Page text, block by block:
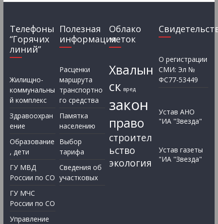
Телефоны
“Горячих
линий”
Жилищно-
коммунальны
й комплекс
Здравоохран
ение
Образование
, дети
ГУ МВД
России по СО
ГУ МЧС
России по СО
Управление
Полезная
информация
Расценки
маршрута
транспортно
го средства
Памятка
населению
Выбор
тарифа
Сведения об
участковых
Облако
меток
Хвалын
ск вред
закон
право
строител
ьство
экология
О регистрации
СМИ: Эл №
ФС77-53449
Устав АНО
"ИА "Звезда"
Устав газеты
"ИА "Звезда"